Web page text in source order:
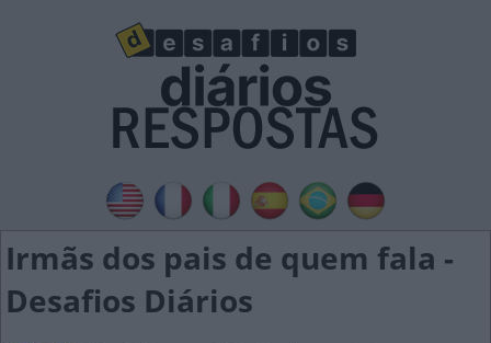
Irmãs dos pais de quem fala -
Desafios Diários